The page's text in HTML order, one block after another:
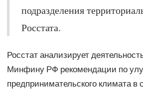
подразделения
Росстата.
Росстат анализирует
Минфину РФ рекомендации по
предпринимательского климата в